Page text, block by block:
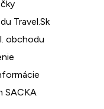
Travel.Sk
obchodu
SACKA